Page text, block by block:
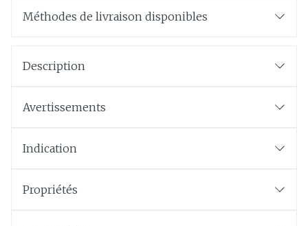
Méthodes de livraison disponibles
Description
Avertissements
Indication
Propriétés